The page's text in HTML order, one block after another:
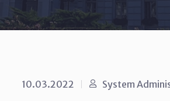
10.03.2022 System